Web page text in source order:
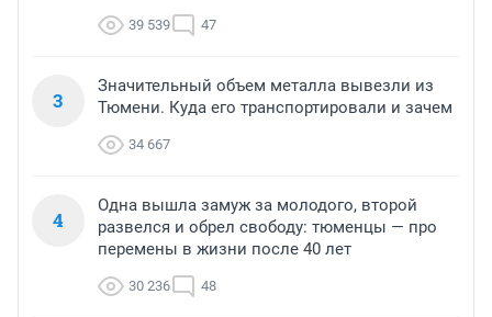
39 539 47
3
Значительный объем металла вывезли из
Тюмени. Куда его транспортировали и зачем
34 667
4
Одна вышла замуж за молодого, второй
развелся и обрел свободу: тюменцы — про
перемены в жизни после 40 лет
30 236 48